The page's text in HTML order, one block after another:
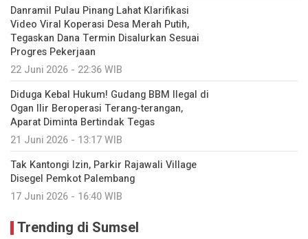
Danramil Pulau Pinang Lahat Klarifikasi
Video Viral Koperasi Desa Merah Putih,
Tegaskan Dana Termin Disalurkan Sesuai
Progres Pekerjaan
22 Juni 2026 - 22:36 WIB
Diduga Kebal Hukum! Gudang BBM Ilegal di
Ogan Ilir Beroperasi Terang-terangan,
Aparat Diminta Bertindak Tegas
21 Juni 2026 - 13:17 WIB
Tak Kantongi Izin, Parkir Rajawali Village
Disegel Pemkot Palembang
17 Juni 2026 - 16:40 WIB
Trending di Sumsel